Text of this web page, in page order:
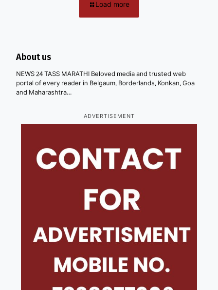
Load more
About us
NEWS 24 TASS MARATHI Beloved media and trusted web
portal of every reader in Belgaum, Borderlands, Konkan, Goa
and Maharashtra…
ADVERTISEMENT